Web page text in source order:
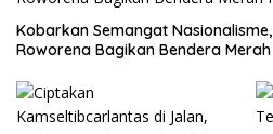
Kobarkan Semangat
Roworena Bagikan Bendera